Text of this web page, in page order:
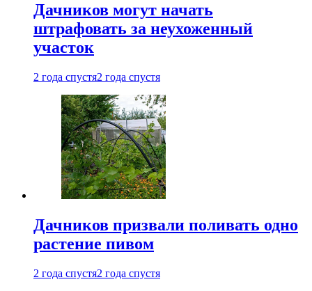
Дачников могут начать
штрафовать за неухоженный
участок
2 года спустя2 года спустя
Дачников призвали поливать одно
растение пивом
2 года спустя2 года спустя